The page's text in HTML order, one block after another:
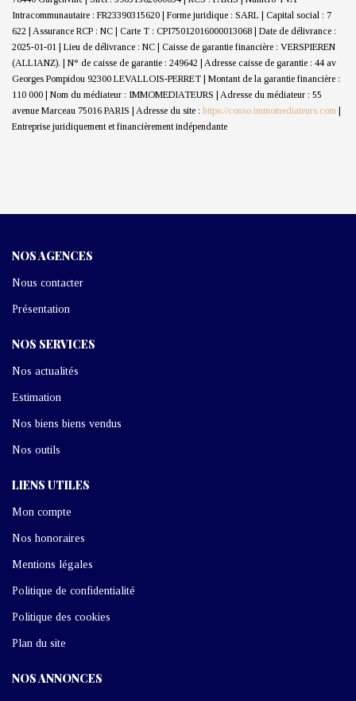
Intracommunautaire : FR23390315620 | Forme juridique : SARL | Capital social : 7
622 | Assurance RCP : NC | Carte T : CPI75012016000013068 | Date de délivrance :
2025-01-01 | Lieu de délivrance : NC | Caisse de garantie financière : VERSPIEREN
(ALLIANZ). | N° de caisse de garantie : 249642 | Adresse caisse de garantie : 44 av
Georges Pompidou 92300 LEVALLOIS-PERRET | Montant de la garantie financière :
110 000 | Nom du médiateur : IMMOMEDIATEURS | Adresse du médiateur : 55
avenue Marceau 75016 PARIS | Adresse du site : https://conso.immomediateurs.com |
Entreprise juridiquement et financièrement indépendante
NOS AGENCES
Nous contacter
Présentation
NOS SERVICES
Nos actualités
Estimation
Nos biens biens vendus
Nos outils
LIENS UTILES
Mon compte
Nos honoraires
Mentions légales
Politique de confidentialité
Politique des cookies
Plan du site
NOS ANNONCES